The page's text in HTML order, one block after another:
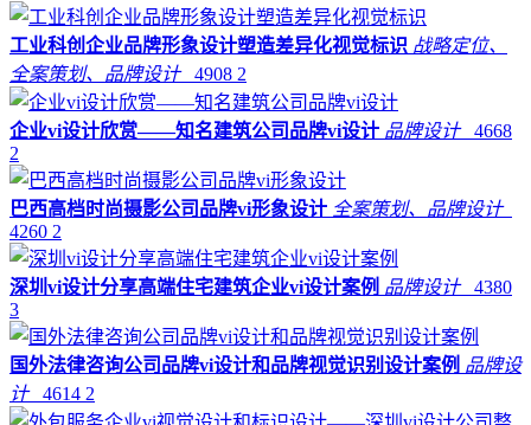
工业科创企业品牌形象设计塑造差异化视觉标识 战略定位、
全案策划、品牌设计 4908 2
企业vi设计欣赏——知名建筑公司品牌vi设计 品牌设计 4668
2
巴西高档时尚摄影公司品牌vi形象设计 全案策划、品牌设计
4260 2
深圳vi设计分享高端住宅建筑企业vi设计案例 品牌设计 4380
3
国外法律咨询公司品牌vi设计和品牌视觉识别设计案例 品牌设
计 4614 2